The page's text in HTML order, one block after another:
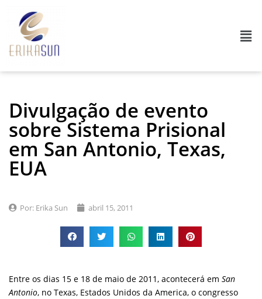
Divulgação de evento
sobre Sistema Prisional
em San Antonio, Texas,
EUA
Por: Erika Sun abril 15, 2011
Entre os dias 15 e 18 de maio de 2011, acontecerá em San
Antonio, no Texas, Estados Unidos da America, o congresso